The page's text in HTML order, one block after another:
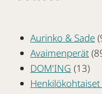
Aurinko & Sade
Avaimenperät
DOM'ING (13)